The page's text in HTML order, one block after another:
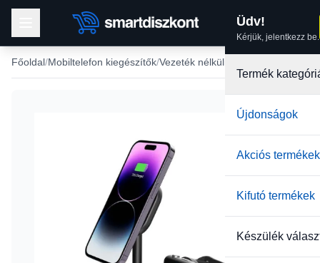
Üdv!
Kérjük, jelentkezz be.
Termék
Újdonságok
Akciós termékek
Kifutó termékek
Készülék
Főoldal Mobiltelefon kiegészítők Vezeték nélküli töltő, QI töltő